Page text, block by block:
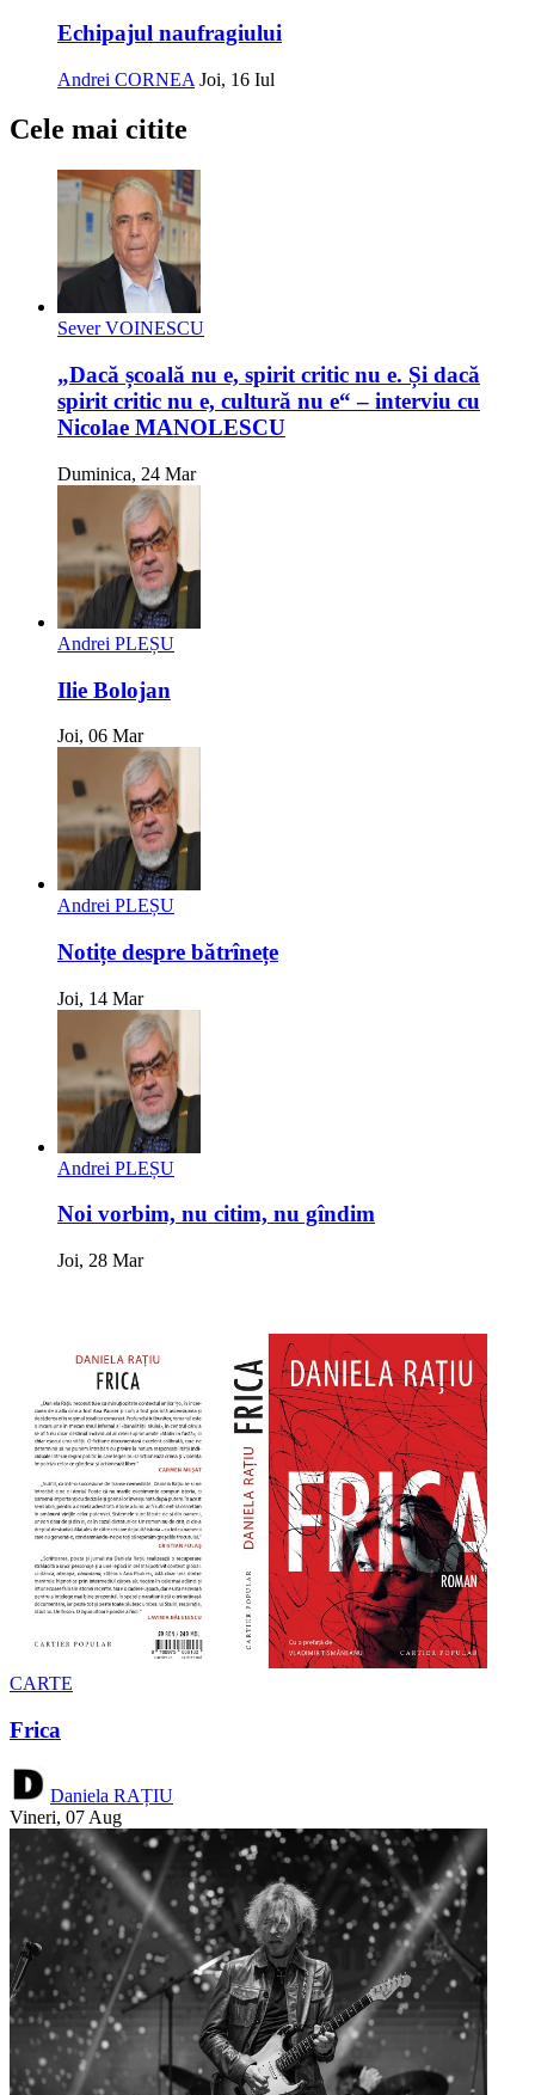
Echipajul naufragiului
Andrei CORNEA Joi, 16 Iul
Cele mai citite
Sever VOINESCU
„Dacă școală nu e, spirit critic nu e. Și dacă
spirit critic nu e, cultură nu e“ – interviu cu
Nicolae MANOLESCU
Duminica, 24 Mar
Andrei PLEȘU
Ilie Bolojan
Joi, 06 Mar
Andrei PLEȘU
Notițe despre bătrînețe
Joi, 14 Mar
Andrei PLEȘU
Noi vorbim, nu citim, nu gîndim
Joi, 28 Mar
CARTE
Frica
Daniela RAȚIU
Vineri, 07 Aug